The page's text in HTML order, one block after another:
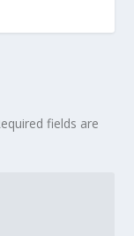
fields are